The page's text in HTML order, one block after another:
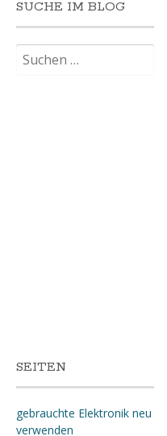
SUCHE IM BLOG
nach:
SEITEN
gebrauchte Elektronik neu
verwenden